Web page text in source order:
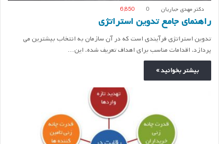
دکتر مهدی جباریان 0
6,850
راهنمای جامع تدوین استراتژی
تدوین استراتژی فرآیندی است که در آن سازمان به انتخاب بیشترین می
پردازد. اقدامات مناسب برای اهداف تعریف شده. این…
بیشتر بخوانید »